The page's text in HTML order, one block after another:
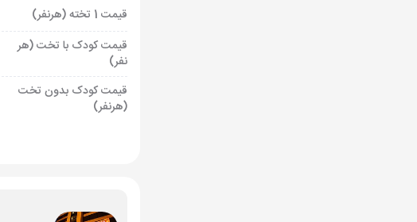
قیمت 1 تخته (هرنفر)
قیمت کودک با تخت (هر
نفر)
قیمت کودک بدون تخت
(هرنفر)